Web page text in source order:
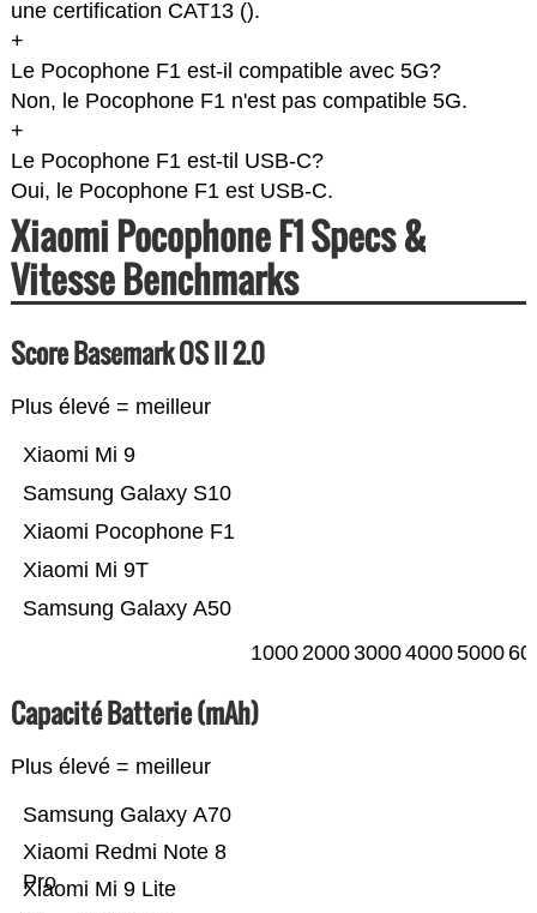
une certification CAT13 ().
+
Le Pocophone F1 est-il compatible avec 5G?
Non, le Pocophone F1 n'est pas compatible 5G.
+
Le Pocophone F1 est-til USB-C?
Oui, le Pocophone F1 est USB-C.
Xiaomi Pocophone F1 Specs &
Vitesse Benchmarks
Score Basemark OS II 2.0
Plus élevé = meilleur
Samsung Galaxy A50
Xiaomi Mi 9T
Xiaomi Pocophone F1
Samsung Galaxy S10
Xiaomi Mi 9
10002000300040005000
Capacité Batterie (mAh)
Plus élevé = meilleur
Xiaomi Mi 9 Lite
Xiaomi Redmi Note 8
Pro
Samsung Galaxy A70